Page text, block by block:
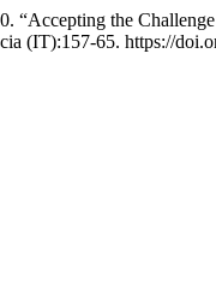
“Accepting the
(IT):157-65. https://